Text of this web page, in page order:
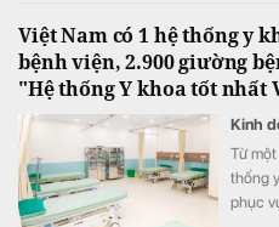
Việt Nam có 1 hệ thống y
bệnh viện, 2.900 giường
"Hệ thống Y khoa tốt nhất
Kinh
Từ
thống
phục